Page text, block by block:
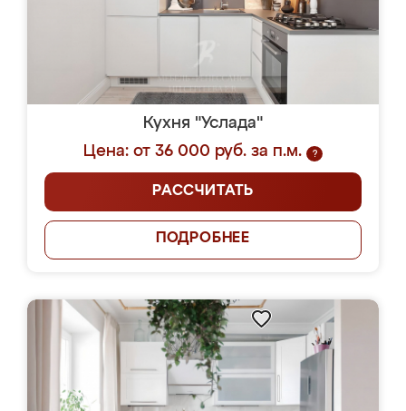
Кухня "Услада"
Цена: от 36 000 руб. за п.м.
?
РАССЧИТАТЬ
ПОДРОБНЕЕ